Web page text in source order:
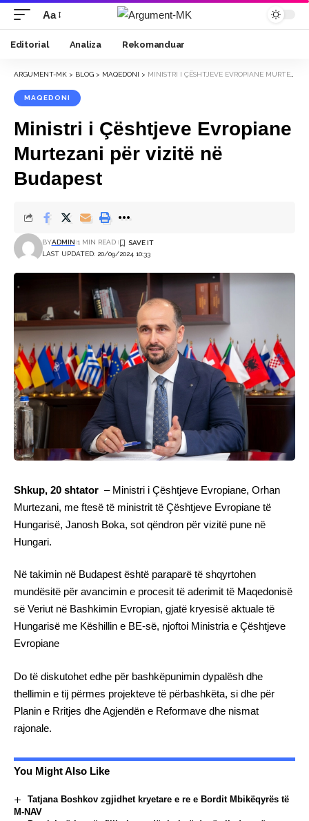
Font
Resizer
Aa
Editorial Analiza Rekomanduar
ARGUMENT-MK > BLOG > MAQEDONI > MINISTRI I ÇËSHTJEVE EVROPIANE MURTEZANI PËR VIZITË NË BUDAPEST
MAQEDONI
Ministri i Çështjeve Evropiane
Murtezani për vizitë në
Budapest
LAST UPDATED: 20/09/2024 10:33
BYADMIN 1 MIN READ
Shkup, 20 shtator – Ministri i Çështjeve Evropiane, Orhan
Murtezani, me ftesë të ministrit të Çështjeve Evropiane të
Hungarisë, Janosh Boka, sot qëndron për vizitë pune në
Hungari.
Në takimin në Budapest është paraparë të shqyrtohen
mundësitë për avancimin e procesit të aderimit të Maqedonisë
së Veriut në Bashkimin Evropian, gjatë kryesisë aktuale të
Hungarisë me Këshillin e BE-së, njoftoi Ministria e Çështjeve
Evropiane
Do të diskutohet edhe për bashkëpunimin dypalësh dhe
thellimin e tij përmes projekteve të përbashkëta, si dhe për
Planin e Rritjes dhe Agjendën e Reformave dhe nismat
rajonale.
You Might Also Like
Tatjana Boshkov zgjidhet kryetare e re e Bordit Mbikëqyrës të
M-NAV